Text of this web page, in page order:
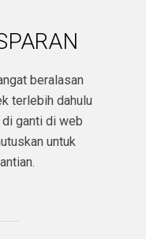
beralasan
terlebih dahulu
di ganti di web
untuk